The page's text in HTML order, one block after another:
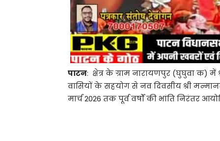
पाटन: क्षेत्र के ग्राम नारायणपुर (घुघुवा क) में
वासियों के सहयोग से नव दिवसीय श्री
मार्च 2026 तक पूर्व वर्षों की भांति निरंतर